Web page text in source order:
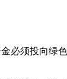
必须投向绿